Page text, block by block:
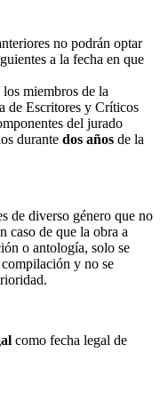
no podrán optar
a la fecha en que
miembros de la
de Escritores y Críticos
del jurado
durante dos años de la
de diverso género que no
caso de que la obra a
o antología, solo se
y no se
como fecha legal de